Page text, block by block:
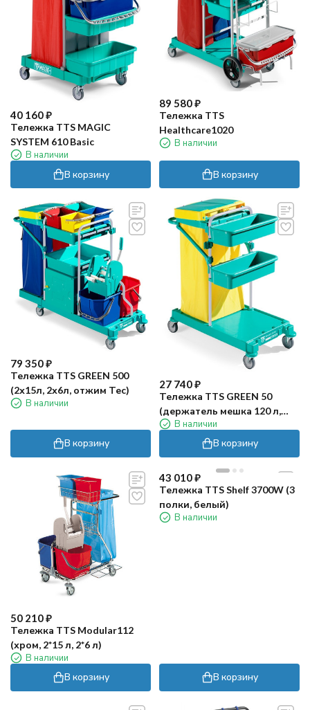
40 160₽
Тележка TTS MAGIC
SYSTEM 610 Basic
В наличии
В корзину
89 580₽
Тележка TTS
Healthcare1020
В наличии
В корзину
79 350₽
Тележка TTS GREEN 500
(2х15л, 2х6л, отжим Тес)
В наличии
В корзину
27 740₽
Тележка TTS GREEN 50
(держатель мешка 120 л,
контейнеры 2х6 л)
В наличии
В корзину
50 210₽
Тележка TTS Modular112
(хром, 2*15 л, 2*6 л)
В наличии
В корзину
43 010₽
Тележка TTS Shelf 3700W (3
полки, белый)
В наличии
В корзину